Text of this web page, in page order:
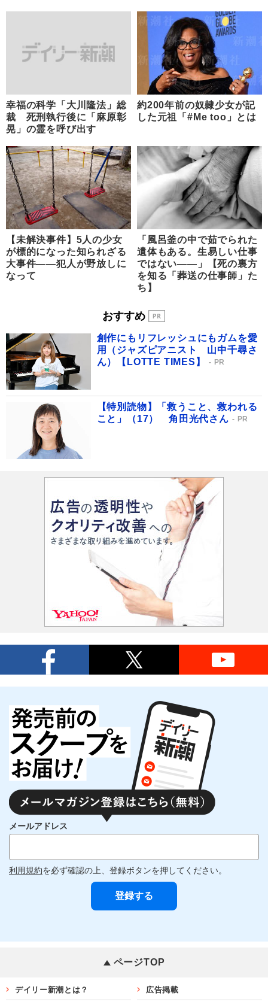
幸福の科学「大川隆法」総
裁 死刑執行後に「麻原彰
晃」の霊を呼び出す
約200年前の奴隷少女が記
した元祖「#Me too」とは
【未解決事件】5人の少女
が標的になった知られざる
大事件――犯人が野放しに
なって
「風呂釜の中で茹でられた
遺体もある。生易しい仕事
ではない――」【死の裏方
を知る「葬送の仕事師」た
ち】
おすすめ
創作にもリフレッシュにもガムを愛
用（ジャズピアニスト 山中千尋さ
ん）【LOTTE TIMES】
PR
【特別読物】「救うこと、救われる
こと」（17） 角田光代さん
PR
メールアドレス
利用規約を必ず確認の上、登録ボタンを押してください。
ページTOP
デイリー新潮とは？ 広告掲載